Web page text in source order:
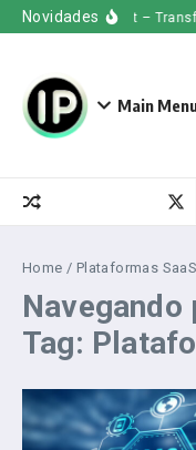
Ir para o conteúdo
Novidades
Uber Freight –
Main
Home / Plataformas SaaS
Navegando
Tag: